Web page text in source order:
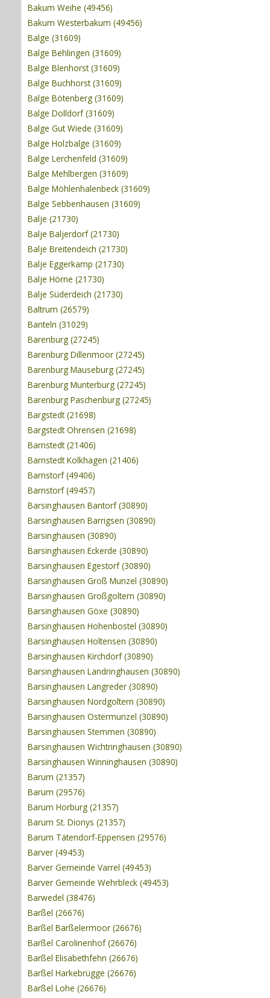
Bakum Weihe (49456)
Bakum Westerbakum (49456)
Balge (31609)
Balge Behlingen (31609)
Balge Blenhorst (31609)
Balge Buchhorst (31609)
Balge Bötenberg (31609)
Balge Dolldorf (31609)
Balge Gut Wiede (31609)
Balge Holzbalge (31609)
Balge Lerchenfeld (31609)
Balge Mehlbergen (31609)
Balge Möhlenhalenbeck (31609)
Balge Sebbenhausen (31609)
Balje (21730)
Balje Baljerdorf (21730)
Balje Breitendeich (21730)
Balje Eggerkamp (21730)
Balje Hörne (21730)
Balje Süderdeich (21730)
Baltrum (26579)
Banteln (31029)
Barenburg (27245)
Barenburg Dillenmoor (27245)
Barenburg Mauseburg (27245)
Barenburg Munterburg (27245)
Barenburg Paschenburg (27245)
Bargstedt (21698)
Bargstedt Ohrensen (21698)
Barnstedt (21406)
Barnstedt Kolkhagen (21406)
Barnstorf (49406)
Barnstorf (49457)
Barsinghausen Bantorf (30890)
Barsinghausen Barrigsen (30890)
Barsinghausen (30890)
Barsinghausen Eckerde (30890)
Barsinghausen Egestorf (30890)
Barsinghausen Groß Munzel (30890)
Barsinghausen Großgoltern (30890)
Barsinghausen Göxe (30890)
Barsinghausen Hohenbostel (30890)
Barsinghausen Holtensen (30890)
Barsinghausen Kirchdorf (30890)
Barsinghausen Landringhausen (30890)
Barsinghausen Langreder (30890)
Barsinghausen Nordgoltern (30890)
Barsinghausen Ostermunzel (30890)
Barsinghausen Stemmen (30890)
Barsinghausen Wichtringhausen (30890)
Barsinghausen Winninghausen (30890)
Barum (21357)
Barum (29576)
Barum Horburg (21357)
Barum St. Dionys (21357)
Barum Tätendorf-Eppensen (29576)
Barver (49453)
Barver Gemeinde Varrel (49453)
Barver Gemeinde Wehrbleck (49453)
Barwedel (38476)
Barßel (26676)
Barßel Barßelermoor (26676)
Barßel Carolinenhof (26676)
Barßel Elisabethfehn (26676)
Barßel Harkebrügge (26676)
Barßel Lohe (26676)